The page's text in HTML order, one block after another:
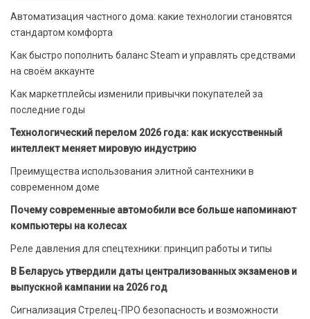
Автоматизация частного дома: какие технологии становятся
стандартом комфорта
Как быстро пополнить баланс Steam и управлять средствами
на своём аккаунте
Как маркетплейсы изменили привычки покупателей за
последние годы
Технологический перелом 2026 года: как искусственный
интеллект меняет мировую индустрию
Преимущества использования элитной сантехники в
современном доме
Почему современные автомобили все больше напоминают
компьютеры на колесах
Реле давления для спецтехники: принцип работы и типы
В Беларусь утвердили даты централизованных экзаменов и
выпускной кампании на 2026 год
Сигнализация Стрелец-ПРО безопасность и возможности